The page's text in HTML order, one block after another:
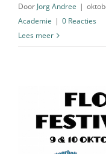
Door Jorg Andree |
Academie | 0 Reacties
Lees meer